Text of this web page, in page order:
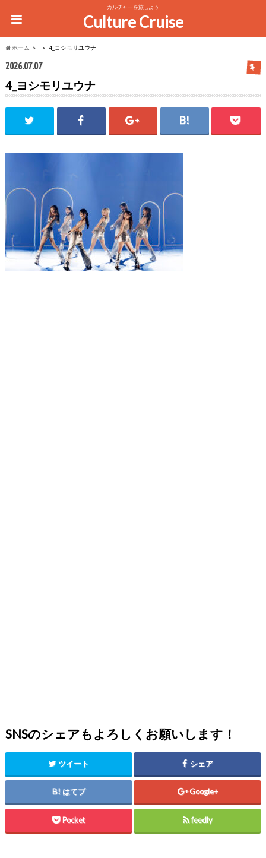
カルチャーを旅しよう
Culture Cruise
ホーム 4_ヨシモリユウナ
2026.07.07
4_ヨシモリユウナ
SNSのシェアもよろしくお願いします！
ツイート シェア
はてブ Google+
Pocket feedly